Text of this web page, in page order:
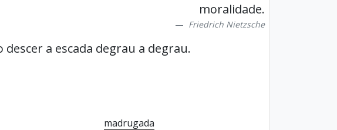
moralidade.
Friedrich Nietzsche
a escada degrau a degrau.
madrugada